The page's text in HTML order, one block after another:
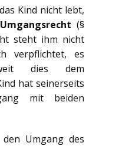
Kind nicht lebt,
(§
steht ihm nicht
verpflichtet, es
dies dem
hat seinerseits
mit beiden
Umgang des